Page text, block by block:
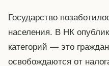
Государство
населения. В НК
категорий — это
освобождаются от